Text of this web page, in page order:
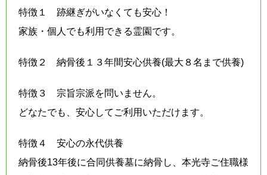
特徴１ 跡継ぎがいなくても安心！
家族・個人でも利用できる霊園です。
特徴２ 納骨後１３年間安心供養(最大８名まで供養)
特徴３ 宗旨宗派を問いません。
どなたでも、安心してご利用いただけます。
特徴４ 安心の永代供養
納骨後13年後に合同供養墓に納骨し、本光寺ご住職様